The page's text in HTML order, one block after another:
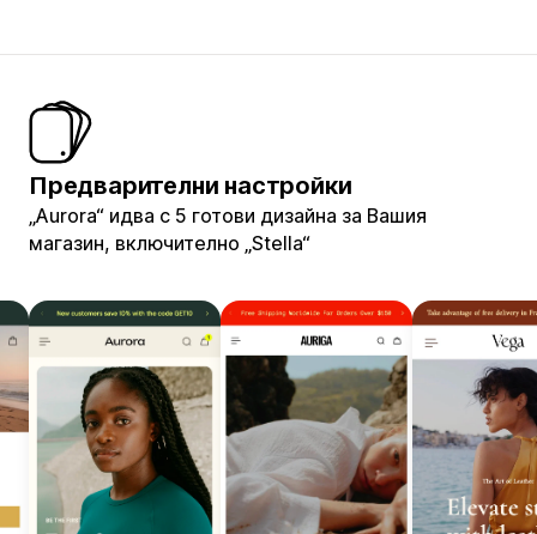
Предварителни настройки
„Aurora“ идва с 5 готови дизайна за Вашия
магазин, включително „Stella“